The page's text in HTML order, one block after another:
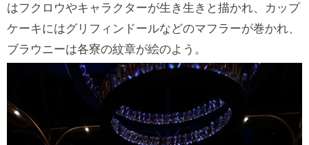
はフクロウやキャラクターが生き生きと描かれ、カップ
ケーキにはグリフィンドールなどのマフラーが巻かれ、
ブラウニーは各寮の紋章が絵のよう。